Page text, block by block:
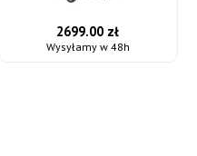
2699.00 zł
Wysyłamy w 48h